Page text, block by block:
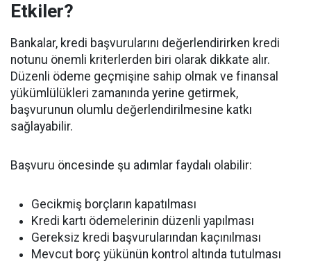
Etkiler?
Bankalar, kredi başvurularını değerlendirirken kredi
notunu önemli kriterlerden biri olarak dikkate alır.
Düzenli ödeme geçmişine sahip olmak ve finansal
yükümlülükleri zamanında yerine getirmek,
başvurunun olumlu değerlendirilmesine katkı
sağlayabilir.
Başvuru öncesinde şu adımlar faydalı olabilir:
Gecikmiş borçların kapatılması
Kredi kartı ödemelerinin düzenli yapılması
Gereksiz kredi başvurularından kaçınılması
Mevcut borç yükünün kontrol altında tutulması